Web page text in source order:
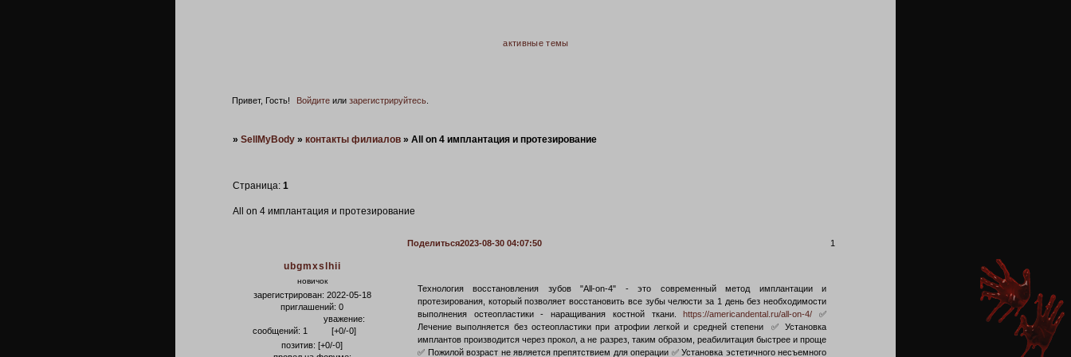
активные темы
Привет, Гость! Войдите илизарегистрируйтесь
» SellMyBody » контакты филиалов » Аll on 4 имплантация и протезирование
Аll on 4 имплантация и протезирование
Страница: 1
Поделиться 1
2023-08-30 04:07:50
ubgmxslhii
новичок
зарегистрирован: 2022-05-18
приглашений: 0
сообщений: 1
уважение:
[+0/-0]
позитив: [+0/-0]
Технология восстановления зубов "All-on-4" - это современный метод имплантации и
протезирования, который позволяет восстановить все зубы челюсти за 1 день без необходимости
выполнения остеопластики - наращивания костной ткани.https://americandental.ru/all-on-4/ ✅
Лечение выполняется без остеопластики при атрофии легкой и средней степени ✅ Установка
имплантов производится через прокол, а не разрез, таким образом, реабилитация быстрее и проще
✅ Пожилой возраст не является препятствием для операции ✅ Установка эстетичного несъемного